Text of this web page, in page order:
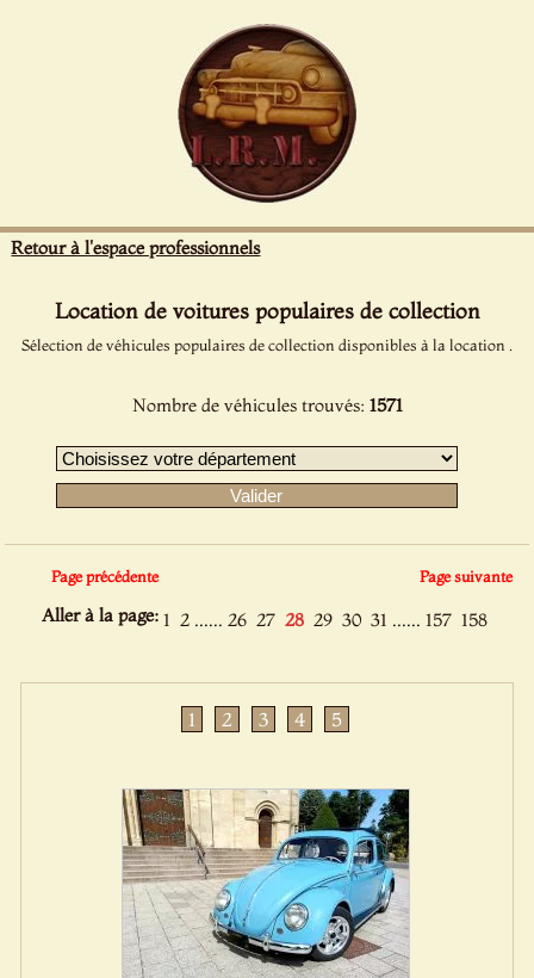
Retour à l'espace professionnels
Location de voitures populaires de collection
Sélection de véhicules populaires de collection disponibles à la location .
Nombre de véhicules trouvés: 1571
Page précédente Page suivante
Aller à la page: 1 2 ...... 26 27 28 29 30 31 ...... 157 158
1 2 3 4 5